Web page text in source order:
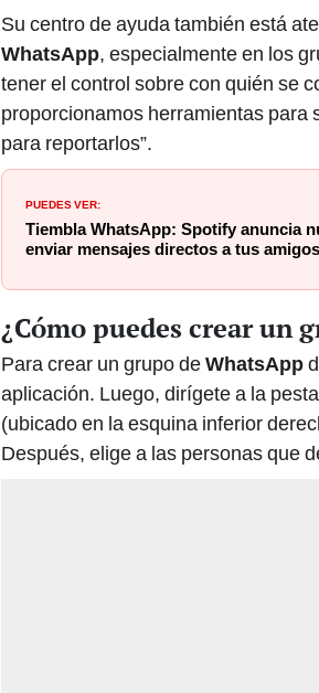
Su centro de ayuda también está
WhatsApp, especialmente en los
tener el control sobre con quién se
proporcionamos herramientas para
para reportarlos”.
PUEDES VER:
Tiembla WhatsApp: Spotify anuncia
enviar mensajes directos a tus amigos
¿Cómo puedes crear un
Para crear un grupo deWhatsApp
aplicación. Luego, dirígete a la
(ubicado en la esquina inferior
Después, elige a las personas que